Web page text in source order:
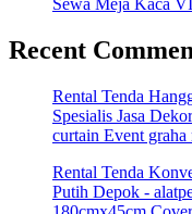
Sewa Meja Kaca
Recent
Rental Tenda
Spesialis Jasa
curtain Event graha
Rental Tenda
Putih Depok -